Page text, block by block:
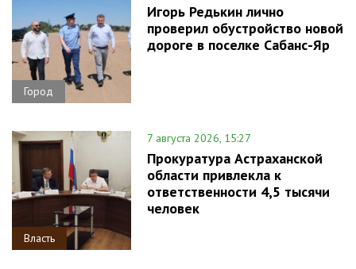
Город
Игорь Редькин лично
проверил обустройство новой
дороге в поселке Сабанс-Яр
Власть
7 августа 2026, 15:27
Прокуратура Астраханской
области привлекла к
ответственности 4,5 тысячи
человек